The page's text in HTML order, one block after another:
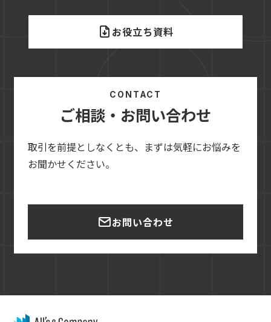
お役立ち資料
CONTACT
ご相談・お問い合わせ
取引を前提としなくとも、まずは気軽にお悩みを
お聞かせください。
お問い合わせ